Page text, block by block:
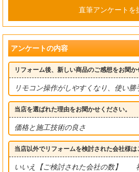
直筆アンケートを
アンケートの内容
リフォーム後、新しい商品のご感想をお聞か
リモコン操作がしやすくなり、使い勝
当店を選ばれた理由をお聞かせください。
価格と施工技術の良さ
当店以外でリフォームを検討された会社様は
いいえ【ご検討された会社の数】